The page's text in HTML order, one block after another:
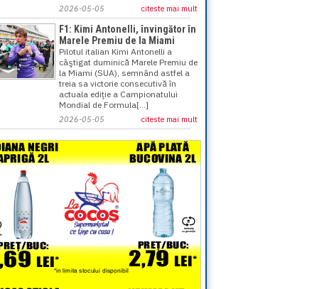
2026-05-05 citeste mai mult
F1: Kimi Antonelli, învingător în
Marele Premiu de la Miami
Pilotul italian Kimi Antonelli a
câştigat duminică Marele Premiu de
la Miami (SUA), semnând astfel a
treia sa victorie consecutivă în
actuala ediţie a Campionatului
Mondial de Formula[...]
2026-05-05 citeste mai mult